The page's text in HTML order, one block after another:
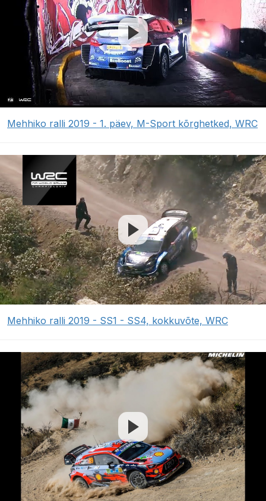
Mehhiko ralli 2019 - 1. päev, M-Sport kõrghetked, WRC
Mehhiko ralli 2019 - SS1 - SS4, kokkuvõte, WRC